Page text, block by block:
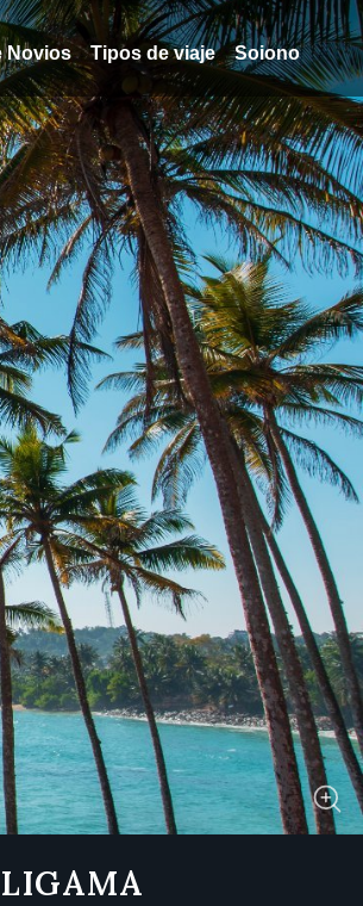
Novios Tipos de viaje Soiono